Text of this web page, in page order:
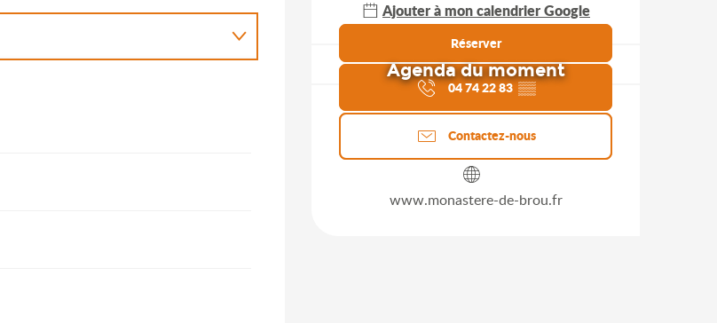
Ajouter à mon calendrier Google
Réserver
Agenda du moment
04 74 22 83▒▒
Contactez-nous
www.monastere-de-brou.fr